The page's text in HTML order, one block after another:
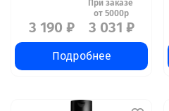
3 190 ₽ 3 031 ₽
Подробнее